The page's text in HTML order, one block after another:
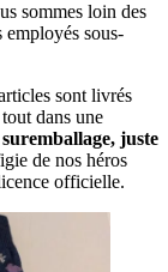
sommes loin des
employés sous-
sont livrés
dans une
juste
de nos héros
officielle.